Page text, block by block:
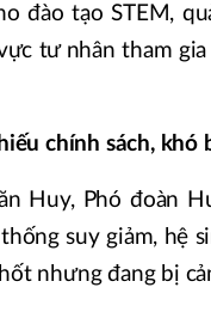
đào tạo STEM,
tư nhân tham
chính sách, khó
Huy, Phó đoàn
suy giảm, hệ
nhưng đang bị